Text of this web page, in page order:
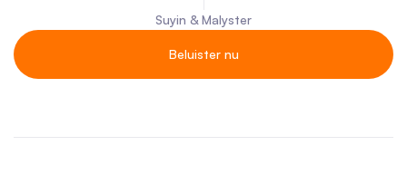
Suyin & Malyster
Beluister nu